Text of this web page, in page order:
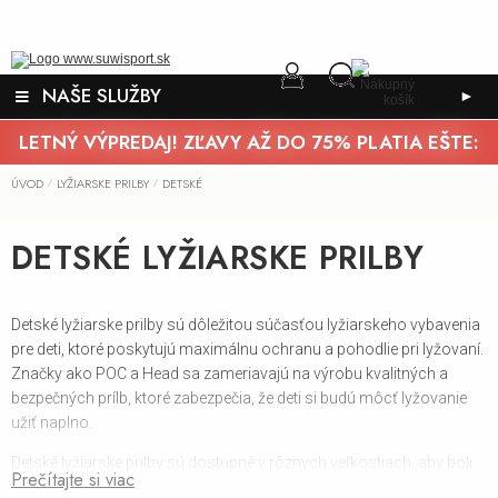
NAŠE SLUŽBY ►
LETNÝ VÝPREDAJ! ZĽAVY AŽ DO 75% PLATIA EŠTE:
ÚVOD / LYŽIARSKE PRILBY / DETSKÉ
DETSKÉ LYŽIARSKE PRILBY
Detské lyžiarske prilby sú dôležitou súčasťou lyžiarskeho vybavenia
pre deti, ktoré poskytujú maximálnu ochranu a pohodlie pri lyžovaní.
Značky ako POC a Head sa zameriavajú na výrobu kvalitných a
bezpečných prílb, ktoré zabezpečia, že deti si budú môcť lyžovanie
užiť naplno.
Detské lyžiarske prilby sú dostupné v rôznych veľkostiach, aby boli
ideálne prispôsobené detskému tvaru hlavy. Obvod hlavy sa
Prečítajte si viac